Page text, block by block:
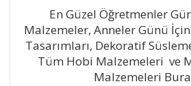
En Güzel Öğretmenler
Malzemeler, Anneler Günü
Tasarımları, Dekoratif
Tüm Hobi Malzemeleri ve
Malzemeleri